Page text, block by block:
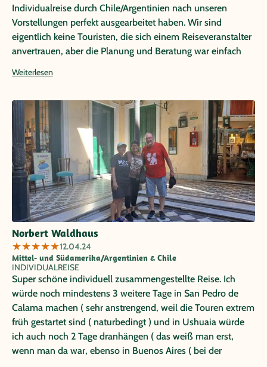
Individualreise durch Chile/Argentinien nach unseren
Vorstellungen perfekt ausgearbeitet haben. Wir sind
eigentlich keine Touristen, die sich einem Reiseveranstalter
anvertrauen, aber die Planung und Beratung war einfach
gelegen waren und unsere Erwartungen mehr als
Transfers vom/zum Flughafen zu kommen und durch die
Großstädte Santiago und Buenos Aires nach unseren
individuellen Vorstellungen geführt zu werden, war sehr
informativ und interessant. Es gab so viele Highlights, dass
hier kein Platz ist, alles aufzuführen, aber ganz besonders
in Erinnerung bleibt uns die Expeditionsfahrt durch die
subarktischen Fjorde mit Australis, sowie die vielen
Nationalparks und der Aufenthalt in der Atacama. Unserer
besonderer Dank gilt Herrn Zegarra, der die Reise für uns
mit wertvollen Tipps ausgearbeitet hat. Immer wieder
gerne!!!
Weiterlesen
Norbert Waldhaus
★★★★★12.04.24
Mittel- und Südamerika/Argentinien & Chile
INDIVIDUALREISE
Super schöne individuell zusammengestellte Reise. Ich
würde noch mindestens 3 weitere Tage in San Pedro de
Calama machen ( sehr anstrengend, weil die Touren extrem
früh gestartet sind ( naturbedingt ) und in Ushuaia würde
ich auch noch 2 Tage dranhängen ( das weiß man erst,
wenn man da war, ebenso in Buenos Aires ( bei der